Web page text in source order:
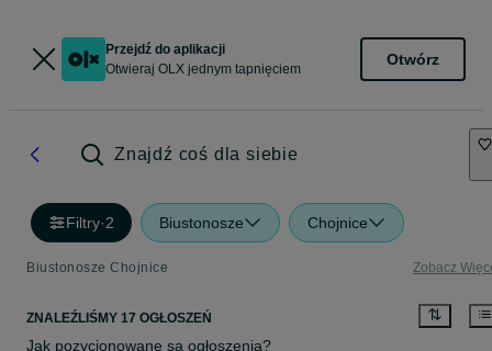
Przejdź do aplikacji
Otwieraj OLX jednym tapnięciem
Otwórz
Znajdź coś dla siebie
Filtry·2 Biustonosze Chojnice
Biustonosze Chojnice Zobacz
ZNALEŹLIŚMY 17 OGŁOSZEŃ
Jak pozycjonowane są ogłoszenia?